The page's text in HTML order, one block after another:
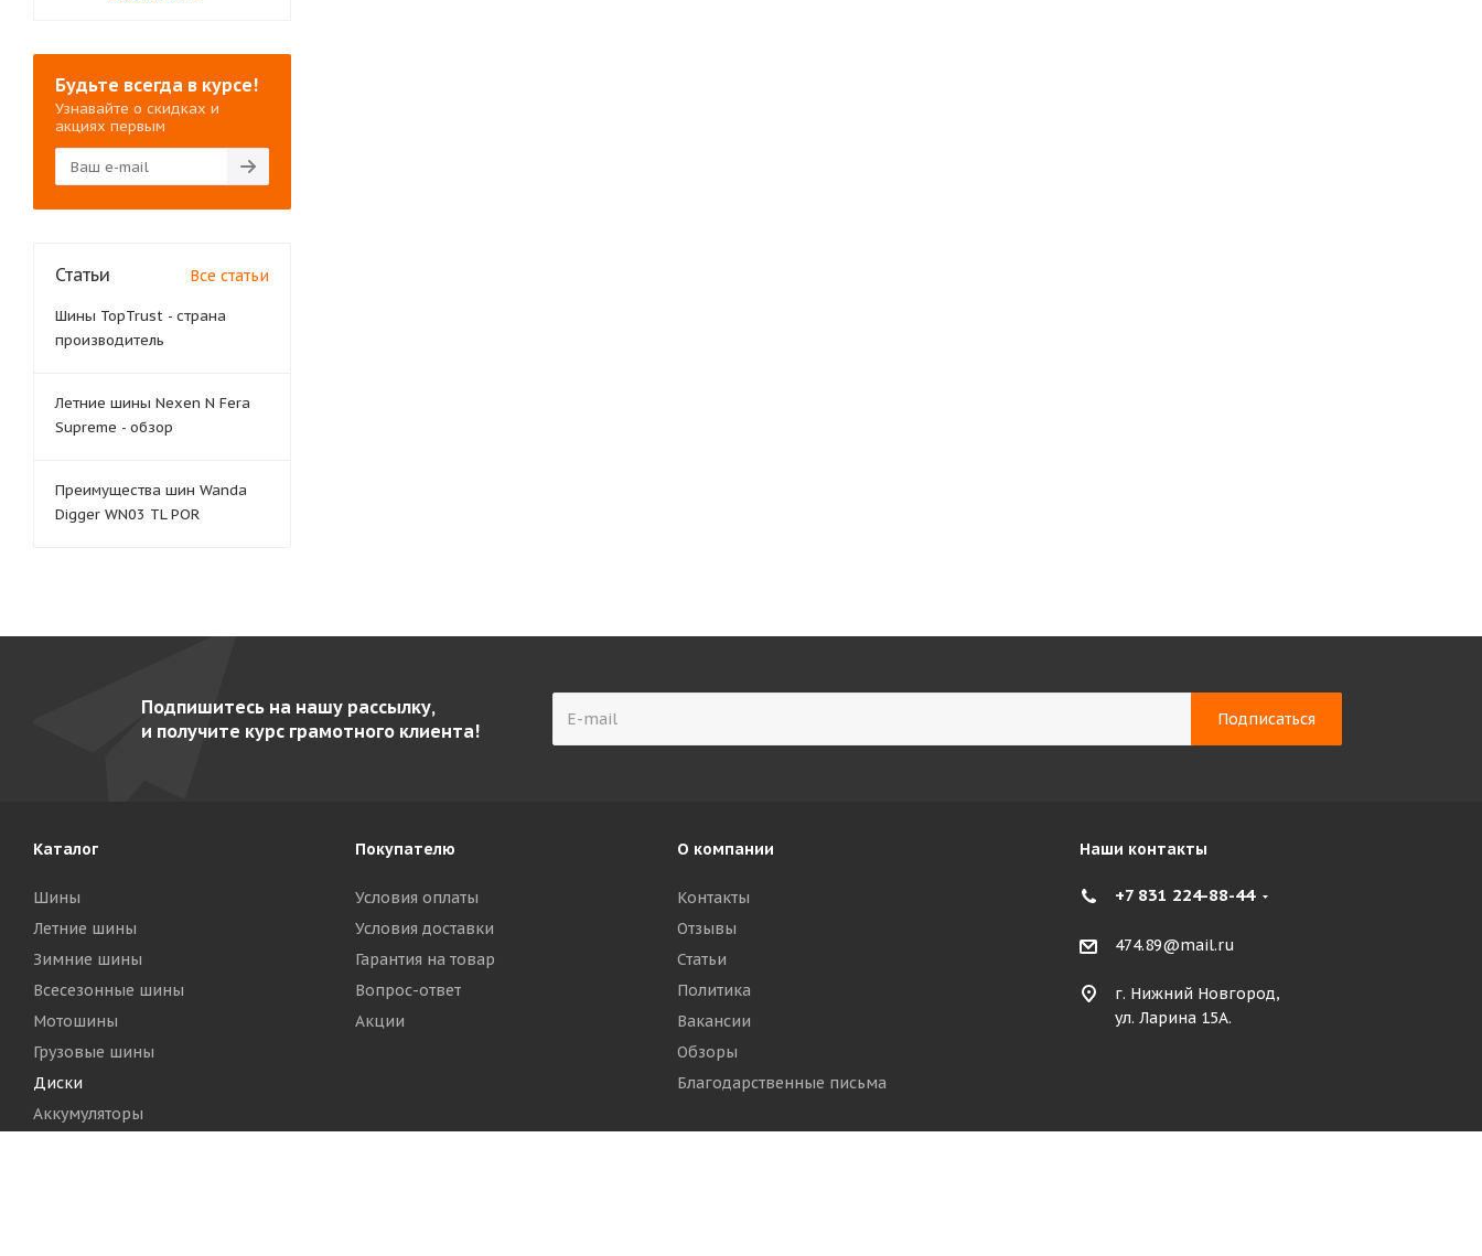
Будьте всегда в курсе!
Узнавайте о скидках и
акциях первым
Статьи Все статьи
Шины TopTrust - страна
производитель
Летние шины Nexen N Fera
Supreme - обзор
Преимущества шин Wanda
Digger WN03 TL POR
Подпишитесь на нашу рассылку,
и получите курс грамотного клиента!
Каталог
Шины
Летние шины
Зимние шины
Всесезонные шины
Мотошины
Грузовые шины
Диски
Аккумуляторы
Покупателю
Условия оплаты
Условия доставки
Гарантия на товар
Вопрос-ответ
Акции
О компании
Контакты
Отзывы
Статьи
Политика
Вакансии
Обзоры
Благодарственные письма
Наши контакты
+7 831 224-88-44
474.89@mail.ru
г. Нижний Новгород,
ул. Ларина 15А.